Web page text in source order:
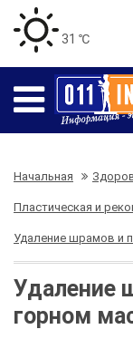
31 ℃
Начальная
Пластическая и
Удаление шрамов и
Удаление
горном